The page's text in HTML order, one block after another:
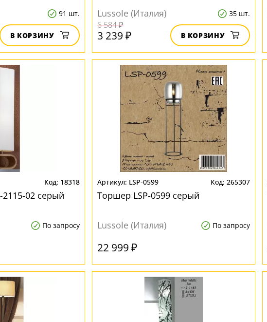
91 шт.
В КОРЗИНУ
Lussole (Италия) 35 шт.
6 584 ₽
3 239 ₽ В КОРЗИНУ
18318
02 серый
По запросу
LSP-0599 265307
Торшер LSP-0599 серый
Lussole (Италия) По запросу
22 999 ₽